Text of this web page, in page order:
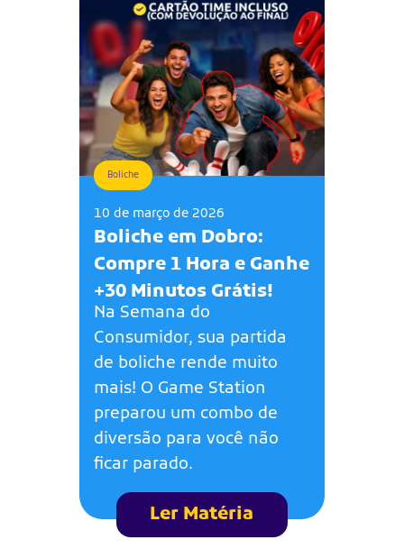
Boliche
10 de março de 2026
Boliche em Dobro:
Compre 1 Hora e Ganhe
+30 Minutos Grátis!
Na Semana do
Consumidor, sua partida
de boliche rende muito
mais! O Game Station
preparou um combo de
diversão para você não
ficar parado.
Ler Matéria